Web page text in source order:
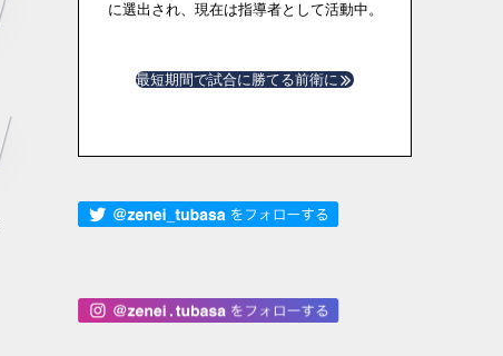
に選出され、現在は指導者として活動中。
最短期間で試合に勝てる前衛に